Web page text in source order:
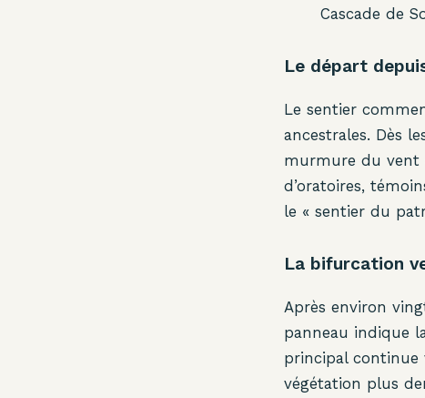
Cascade de
Le départ
Le sentier
ancestrales. Dès
murmure du vent
d’oratoires,
le « sentier du
La bifurcation
Après environ
panneau indique
principal continue
végétation plus